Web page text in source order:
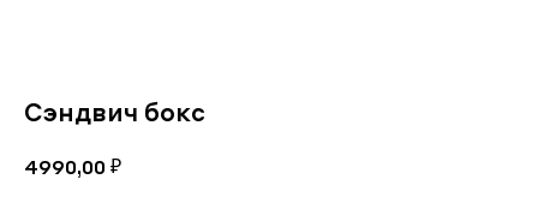
Сэндвич бокс
4990,00 ₽